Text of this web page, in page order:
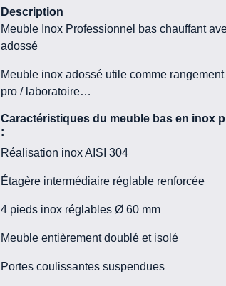
Description
Meuble Inox Professionnel bas chauffant
adossé
Meuble inox adossé utile comme
pro / laboratoire…
Caractéristiques du meuble bas en inox
:
Réalisation inox AISI 304
Étagère intermédiaire réglable renforcée
4 pieds inox réglables Ø 60 mm
Meuble entièrement doublé et isolé
Portes coulissantes suspendues